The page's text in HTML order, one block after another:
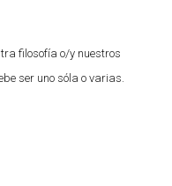
filosofía o/y nuestros
ser uno sóla o varias.